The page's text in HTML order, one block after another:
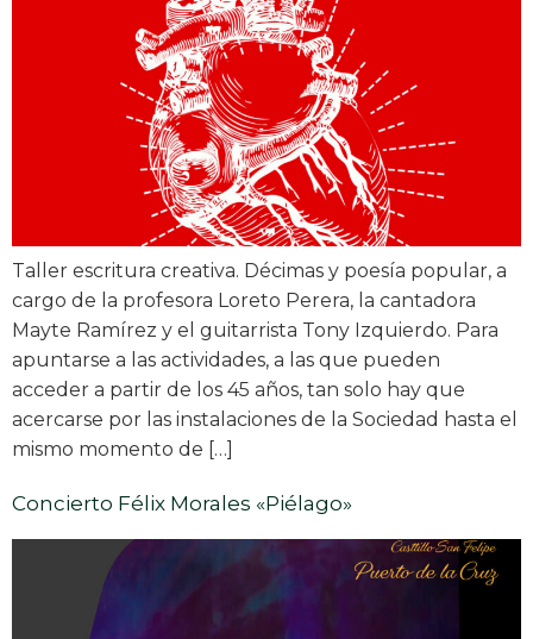
Taller escritura creativa. Décimas y poesía popular, a
cargo de la profesora Loreto Perera, la cantadora
Mayte Ramírez y el guitarrista Tony Izquierdo. Para
apuntarse a las actividades, a las que pueden
acceder a partir de los 45 años, tan solo hay que
acercarse por las instalaciones de la Sociedad hasta el
mismo momento de […]
Concierto Félix Morales «Piélago»